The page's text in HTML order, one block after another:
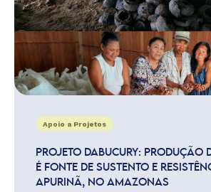
Apoio a Projetos
PROJETO DABUCURY: PRODUÇÃO
É FONTE DE SUSTENTO E
APURINÃ, NO AMAZONAS